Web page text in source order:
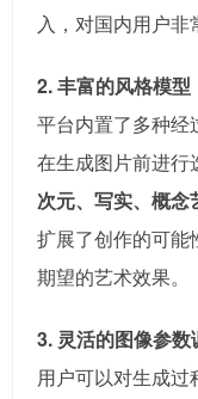
入，对国内用户非
2. 丰富的风格模型
平台内置了多种经
在生成图片前进行
次元、写实、概
扩展了创作的可能
期望的艺术效果。
3. 灵活的图像参数
用户可以对生成过